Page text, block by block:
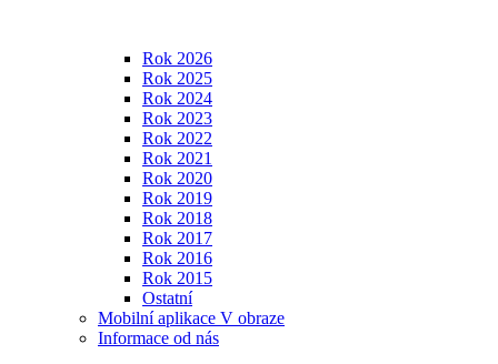
Rok 2026
Rok 2025
Rok 2024
Rok 2023
Rok 2022
Rok 2021
Rok 2020
Rok 2019
Rok 2018
Rok 2017
Rok 2016
Rok 2015
Ostatní
Mobilní aplikace V obraze
Informace od nás